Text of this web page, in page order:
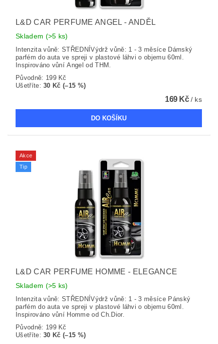
L&D CAR PERFUME ANGEL - ANDĚL
Skladem (>5 ks)
Intenzita vůně: STŘEDNÍVýdrž vůně: 1 - 3 měsíce Dámský
parfém do auta ve spreji v plastové láhvi o objemu 60ml.
Inspirováno vůní Angel od THM.
Původně: 199 Kč
Ušetříte:30 Kč (–15 %)
169 Kč/ ks
Akce
Tip
L&D CAR PERFUME HOMME - ELEGANCE
Skladem (>5 ks)
Intenzita vůně: STŘEDNÍVýdrž vůně: 1 - 3 měsíce Pánský
parfém do auta ve spreji v plastové láhvi o objemu 60ml.
Inspirováno vůní Homme od Ch.Dior.
Původně: 199 Kč
Ušetříte:30 Kč (–15 %)